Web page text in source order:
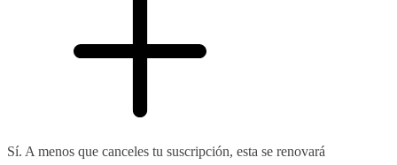
Sí. A menos que canceles tu suscripción, esta se renovará